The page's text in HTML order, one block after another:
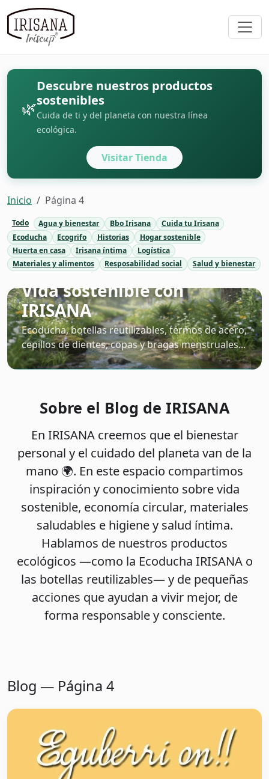
🌿
Descubre nuestros productos
sostenibles
Cuida de ti y del planeta con nuestra línea
ecológica.
Visitar Tienda
Inicio Página 4
Todo Agua y bienestar Bbo Irisana
Cuida tu Irisana
Ecoducha
Ecogrifo Historias
Hogar sostenible
Huerta en casa
Irisana íntima
Logística
Materiales y alimentos
Resposabilidad social Salud y bienestar
Vida sostenible con
IRISANA
Ecoducha, botellas reutilizables, termos de acero,
cepillos de dientes, copas y bragas menstruales...
Sobre el Blog de IRISANA
En IRISANA creemos que el bienestar
personal y el cuidado del planeta van de la
mano 🌍. En este espacio compartimos
inspiración y conocimiento sobrevida
sostenible, economía circular, materiales
saludables e higiene y salud íntima.
Hablamos de nuestros productos
ecológicos —como la Ecoducha IRISANAo
las botellas reutilizables— y de pequeñas
acciones que ayudan a vivir mejor, de
forma responsable y consciente.
Blog — Página 4